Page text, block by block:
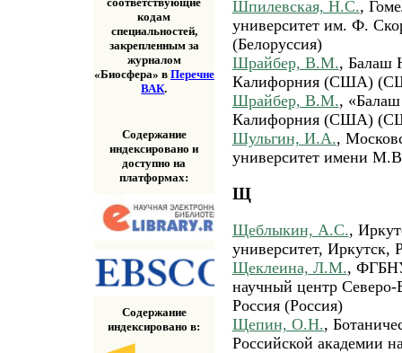
кодам
специальностей,
закрепленным за
журналом
«Биосфера» в Перечне
ВАК.
Содержание
индексировано и
доступно на
платформах:
Содержание
индексировано в:
Шпилевская, Н.С.,
университет им. Ф.
(Белоруссия)
Шрайбер, В.М., Балаш
Калифорния (США)
Шрайбер, В.М.,
Калифорния (США)
Шульгин, И.А.,
университет имени
Щ
Щеблыкин, А.С.,
университет, Иркутск,
Щеклеина, Л.М.,
научный центр
Россия (Россия)
Щепин, О.Н.,
Российской академии